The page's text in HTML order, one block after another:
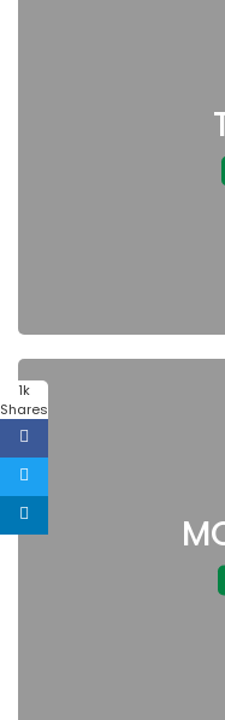
1k
Shares